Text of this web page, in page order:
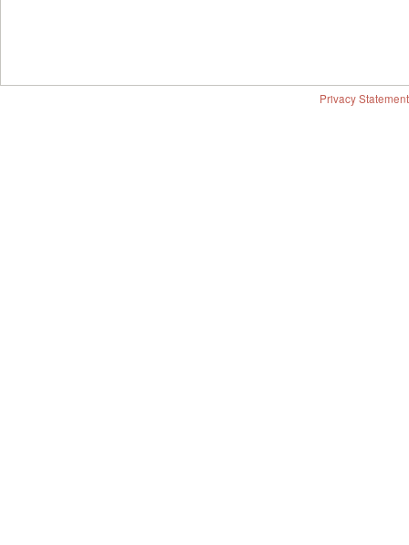
Privacy Statement